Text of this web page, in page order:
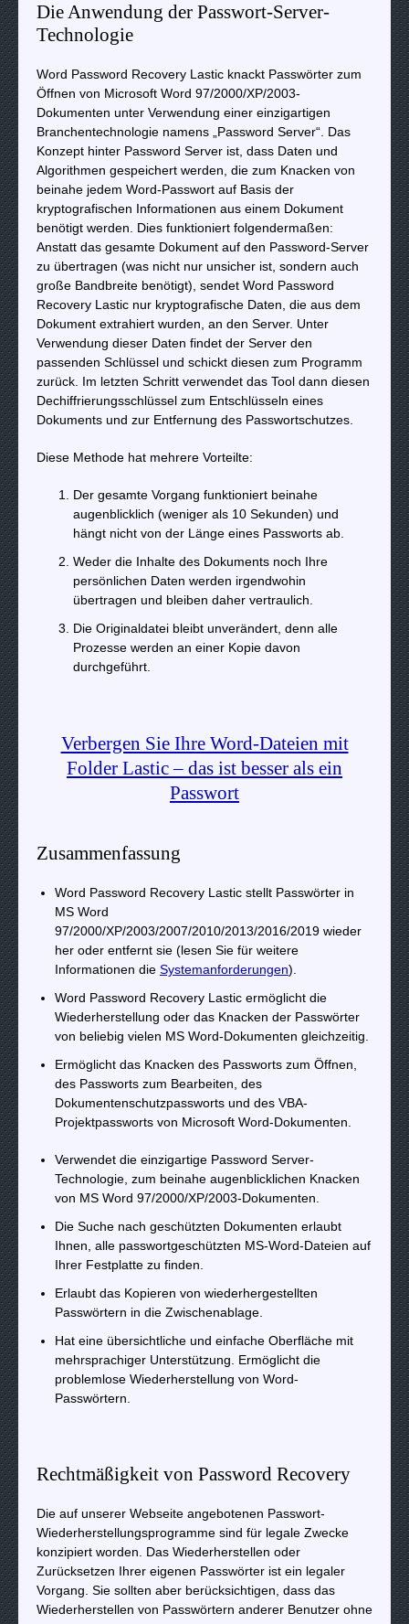
Die Anwendung der Passwort-Server-
Technologie
Word Password Recovery Lastic knackt Passwörter zum
Öffnen von Microsoft Word 97/2000/XP/2003-
Dokumenten unter Verwendung einer einzigartigen
Branchentechnologie namens „Password Server“. Das
Konzept hinter Password Server ist, dass Daten und
Algorithmen gespeichert werden, die zum Knacken von
beinahe jedem Word-Passwort auf Basis der
kryptografischen Informationen aus einem Dokument
benötigt werden. Dies funktioniert folgendermaßen:
Anstatt das gesamte Dokument auf den Password-Server
zu übertragen (was nicht nur unsicher ist, sondern auch
große Bandbreite benötigt), sendet Word Password
Recovery Lastic nur kryptografische Daten, die aus dem
Dokument extrahiert wurden, an den Server. Unter
Verwendung dieser Daten findet der Server den
passenden Schlüssel und schickt diesen zum Programm
zurück. Im letzten Schritt verwendet das Tool dann diesen
Dechiffrierungsschlüssel zum Entschlüsseln eines
Dokuments und zur Entfernung des Passwortschutzes.
Diese Methode hat mehrere Vorteilte:
Der gesamte Vorgang funktioniert beinahe
augenblicklich (weniger als 10 Sekunden) und
hängt nicht von der Länge eines Passworts ab.
Weder die Inhalte des Dokuments noch Ihre
persönlichen Daten werden irgendwohin
übertragen und bleiben daher vertraulich.
Die Originaldatei bleibt unverändert, denn alle
Prozesse werden an einer Kopie davon
durchgeführt.
Verbergen Sie Ihre Word-Dateien mit
Folder Lastic – das ist besser als ein
Passwort
Zusammenfassung
Word Password Recovery Lastic stellt Passwörter in
MS Word
97/2000/XP/2003/2007/2010/2013/2016/2019 wieder
her oder entfernt sie (lesen Sie für weitere
Informationen die Systemanforderungen).
Word Password Recovery Lastic ermöglicht die
Wiederherstellung oder das Knacken der Passwörter
von beliebig vielen MS Word-Dokumenten gleichzeitig.
Ermöglicht das Knacken des Passworts zum Öffnen,
des Passworts zum Bearbeiten, des
Dokumentenschutzpassworts und des VBA-
Projektpassworts von Microsoft Word-Dokumenten.
Verwendet die einzigartige Password Server-
Technologie, zum beinahe augenblicklichen Knacken
von MS Word 97/2000/XP/2003-Dokumenten.
Die Suche nach geschützten Dokumenten erlaubt
Ihnen, alle passwortgeschützten MS-Word-Dateien auf
Ihrer Festplatte zu finden.
Erlaubt das Kopieren von wiederhergestellten
Passwörtern in die Zwischenablage.
Hat eine übersichtliche und einfache Oberfläche mit
mehrsprachiger Unterstützung. Ermöglicht die
problemlose Wiederherstellung von Word-
Passwörtern.
Rechtmäßigkeit von Password Recovery
Die auf unserer Webseite angebotenen Passwort-
Wiederherstellungsprogramme sind für legale Zwecke
konzipiert worden. Das Wiederherstellen oder
Zurücksetzen Ihrer eigenen Passwörter ist ein legaler
Vorgang. Sie sollten aber berücksichtigen, dass das
Wiederherstellen von Passwörtern anderer Benutzer ohne